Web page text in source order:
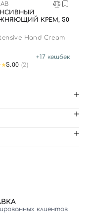
КРЕМ, 50
Hand Cream
+17 кешбек
5.00 (2)
клиентов